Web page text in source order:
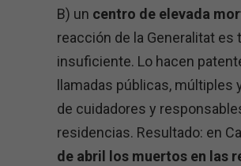
B) un centro de elevada
reacción de la Generalitat es
insuficiente. Lo hacen
llamadas públicas, múltiples
de cuidadores y
residencias. Resultado: en
de abril los muertos en las